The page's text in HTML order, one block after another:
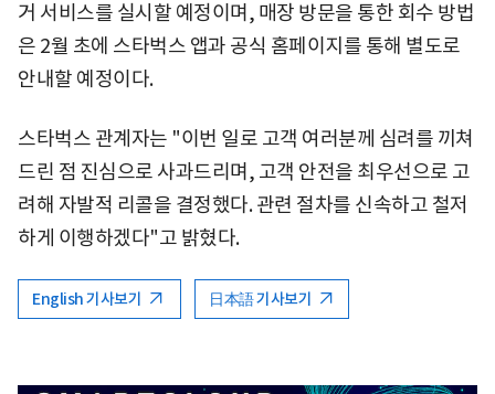
거 서비스를 실시할 예정이며, 매장 방문을 통한 회수 방법
은 2월 초에 스타벅스 앱과 공식 홈페이지를 통해 별도로
안내할 예정이다.
스타벅스 관계자는 "이번 일로 고객 여러분께 심려를 끼쳐
드린 점 진심으로 사과드리며, 고객 안전을 최우선으로 고
려해 자발적 리콜을 결정했다. 관련 절차를 신속하고 철저
하게 이행하겠다"고 밝혔다.
English 기사보기 日本語 기사보기